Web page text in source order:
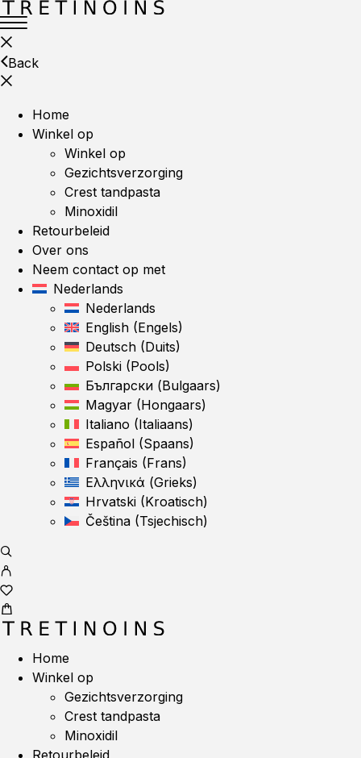
Back
Home
Winkel op
Winkel op
Gezichtsverzorging
Crest tandpasta
Minoxidil
Retourbeleid
Over ons
Neem contact op met
Nederlands
Nederlands
English (Engels)
Deutsch (Duits)
Polski (Pools)
Български (Bulgaars)
Magyar (Hongaars)
Italiano (Italiaans)
Español (Spaans)
Français (Frans)
Ελληνικά (Grieks)
Hrvatski (Kroatisch)
Čeština (Tsjechisch)
Home
Winkel op
Gezichtsverzorging
Crest tandpasta
Minoxidil
Retourbeleid